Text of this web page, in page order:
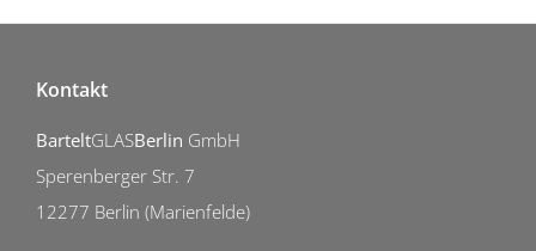
Kontakt
BarteltGLASBerlin GmbH
Sperenberger Str. 7
12277 Berlin (Marienfelde)